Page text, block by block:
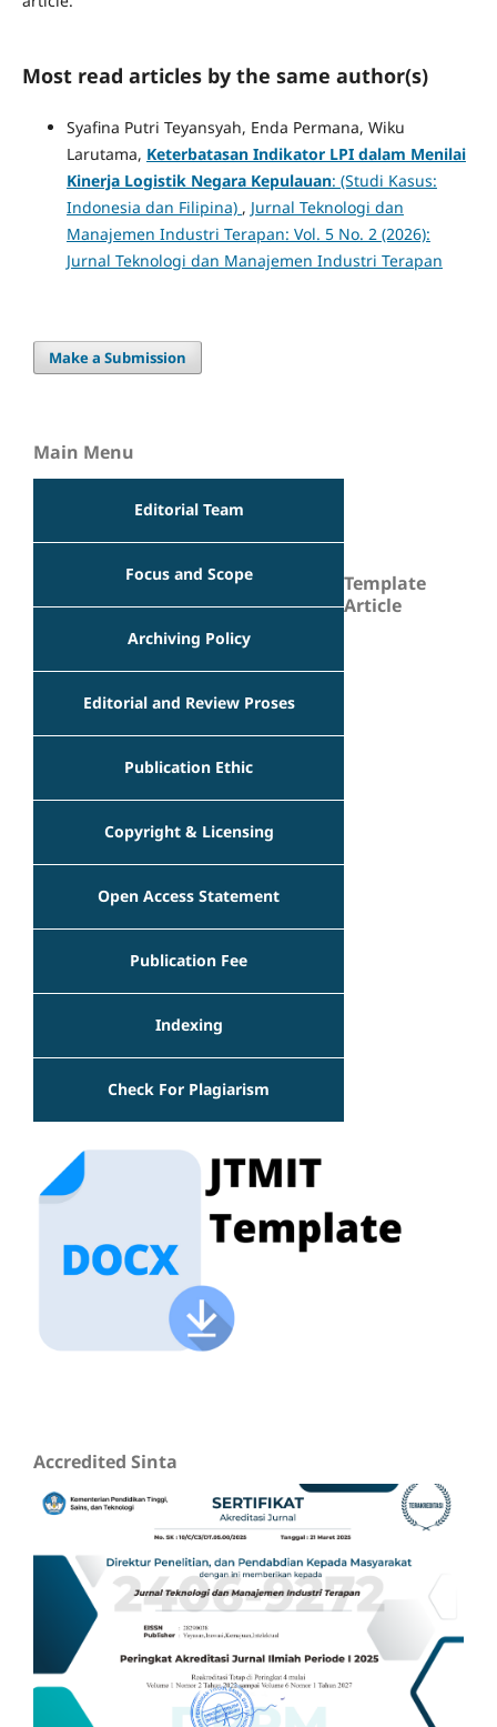
Most read articles by the same author(s)
Syafina Putri Teyansyah, Enda Permana, Wiku
Larutama, Keterbatasan Indikator LPI dalam Menilai
Kinerja Logistik Negara Kepulauan: (Studi Kasus:
Indonesia dan Filipina) , Jurnal Teknologi dan
Manajemen Industri Terapan: Vol. 5 No. 2 (2026):
Jurnal Teknologi dan Manajemen Industri Terapan
Make a Submission
Main Menu
Editorial Team
Focus and Scope
Archiving Policy
Editorial and Review Proses
Publication Ethic
Copyright & Licensing
Open Access Statement
Publication Fee
Indexing
Check For Plagiarism
Template
Article
Accredited Sinta